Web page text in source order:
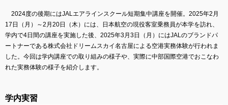
2024度の後期にはJALエアラインスクール短期集中講座を開催。2025年2月
17日（月）～2月20日（木）には、日本航空の現役客室乗務員が本学を訪れ、
学内で4日間の講座を実施した後、2025年3月3日（月）にはJALのブランドパ
ートナーである株式会社ドリームスカイ名古屋による空港実務体験が行われま
した。今回は学内講座での取り組みの様子や、実際に中部国際空港でおこなわ
れた実務体験の様子を紹介します。
学内実習